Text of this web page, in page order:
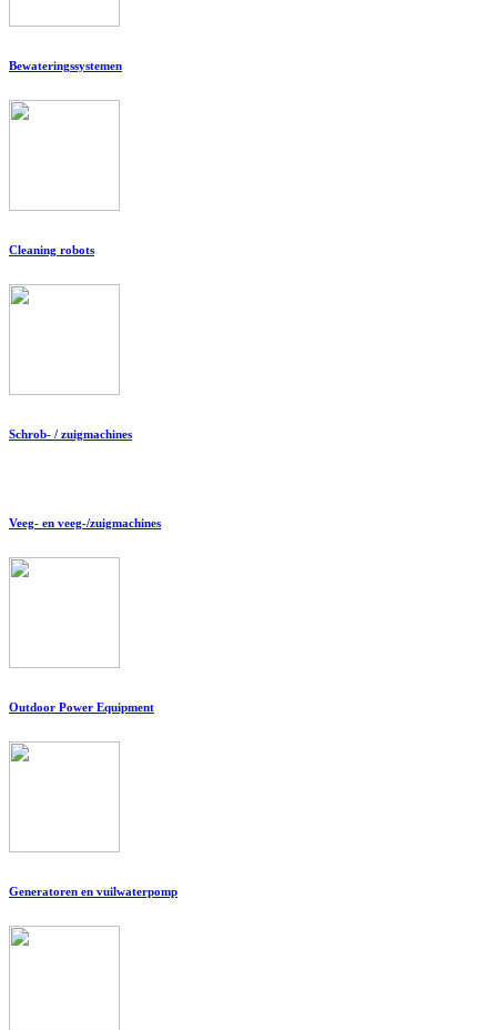
Bewateringssystemen
Cleaning robots
Schrob- / zuigmachines
Veeg- en veeg-/zuigmachines
Outdoor Power Equipment
Generatoren en vuilwaterpomp